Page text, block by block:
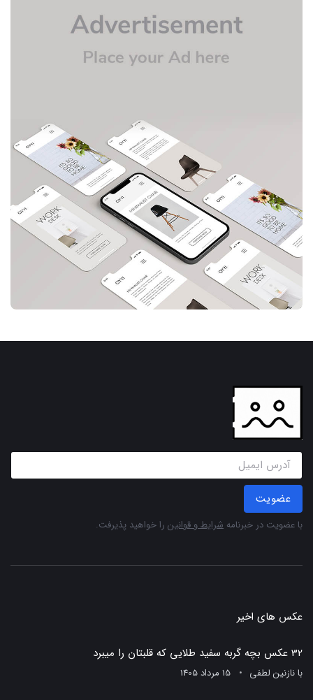
عضویت
با عضویت در خبرنامه شرایط و قوانین را خواهید پذیرفت.
عکس های اخیر
32 عکس بچه گربه سفید طلایی که قلبتان را میبرد
بانازنین لطفی 15 مرداد 1405